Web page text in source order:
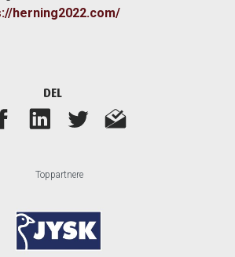
Toppartnere
herning2022.com/
DEL